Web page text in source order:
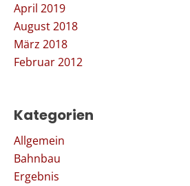
April 2019
August 2018
März 2018
Februar 2012
Kategorien
Allgemein
Bahnbau
Ergebnis